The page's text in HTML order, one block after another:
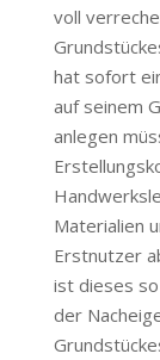
voll
hat sofort
auf seinem
anlegen
Materialien
Erstnutzer
ist dieses
der